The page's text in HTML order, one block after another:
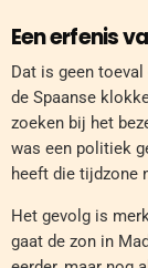
Een erfenis
Dat is geen
de Spaanse
zoeken bij het
was een politiek
heeft die tijdzone
Het gevolg is
gaat de zon in